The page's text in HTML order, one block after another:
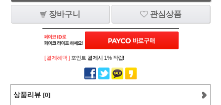
장바구니 관심상품
[ 결제혜택 ] 포인트 결제시 1% 적립!
상품리뷰 [0]